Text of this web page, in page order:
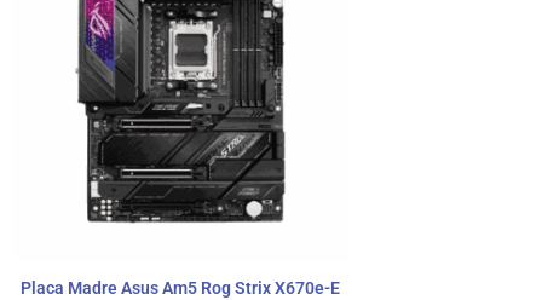
Placa Madre Asus Am5 Rog Strix X670e-E